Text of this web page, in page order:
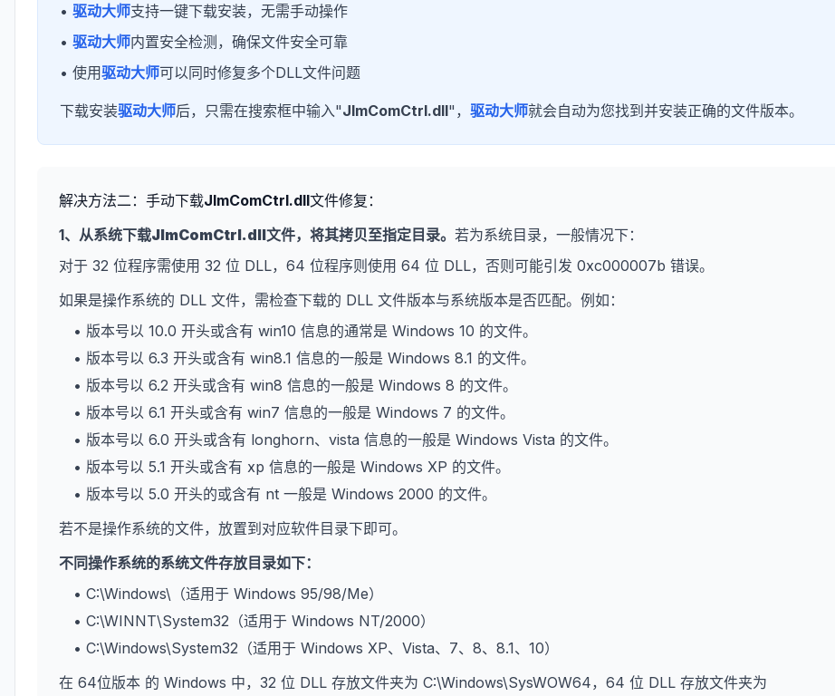
• 驱动大师支持一键下载安装，无需手动操作
• 驱动大师内置安全检测，确保文件安全可靠
• 使用驱动大师可以同时修复多个DLL文件问题
下载安装驱动大师后，只需在搜索框中输入"JImComCtrl.dll"， 驱动大师就会自动为您找到并安装正确的文件版本。
解决方法二：手动下载JImComCtrl.dll文件修复：
1、从系统下载JImComCtrl.dll文件，将其拷贝至指定目录。 若为系统目录，一般情况下：
对于 32 位程序需使用 32 位 DLL，64 位程序则使用 64 位 DLL，否则可能引发 0xc000007b 错误。
如果是操作系统的 DLL 文件，需检查下载的 DLL 文件版本与系统版本是否匹配。例如：
• 版本号以 10.0 开头或含有 win10 信息的通常是 Windows 10 的文件。
• 版本号以 6.3 开头或含有 win8.1 信息的一般是 Windows 8.1 的文件。
• 版本号以 6.2 开头或含有 win8 信息的一般是 Windows 8 的文件。
• 版本号以 6.1 开头或含有 win7 信息的一般是 Windows 7 的文件。
• 版本号以 6.0 开头或含有 longhorn、vista 信息的一般是 Windows Vista 的文件。
• 版本号以 5.1 开头或含有 xp 信息的一般是 Windows XP 的文件。
• 版本号以 5.0 开头的或含有 nt 一般是 Windows 2000 的文件。
若不是操作系统的文件，放置到对应软件目录下即可。
不同操作系统的系统文件存放目录如下：
• C:\Windows\（适用于 Windows 95/98/Me）
• C:\WINNT\System32（适用于 Windows NT/2000）
• C:\Windows\System32（适用于 Windows XP、Vista、7、8、8.1、10）
在 64位版本 的 Windows 中，32 位 DLL 存放文件夹为 C:\Windows\SysWOW64，64 位 DLL 存放文件夹为